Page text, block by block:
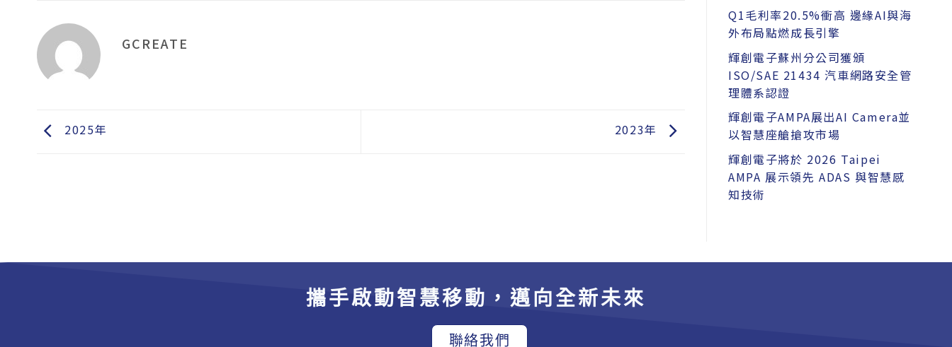
GCREATE
2025年 2023年
Q1毛利率20.5%衝高 邊緣AI與海
外布局點燃成長引擎
輝創電子蘇州分公司獲頒
ISO/SAE 21434 汽車網路安全管
理體系認證
輝創電子AMPA展出AI Camera並
以智慧座艙搶攻市場
輝創電子將於 2026 Taipei
AMPA 展示領先 ADAS 與智慧感
知技術
攜手啟動智慧移動，邁向全新未來
聯絡我們